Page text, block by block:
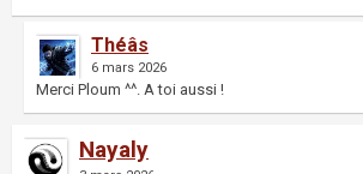
Théâs
6 mars 2026
Merci Ploum ^^. A toi aussi !
Nayaly